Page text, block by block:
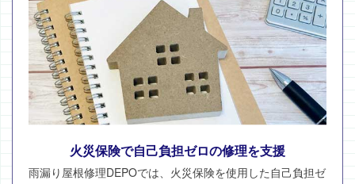
火災保険で自己負担ゼロの修理を支援
雨漏り屋根修理DEPOでは、火災保険を使用した自己負担ゼ